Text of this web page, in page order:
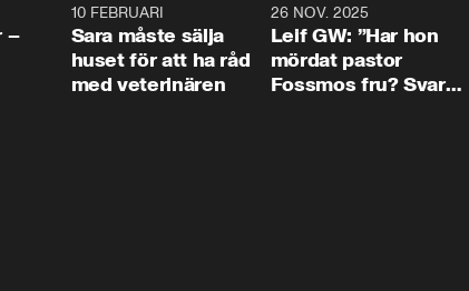
–
10 FEBRUARI
Sara måste sälja
huset för att ha råd
med veterinären
26 NOV. 2025
Leif GW: ”Har hon
mördat pastor
Fossmos fru? Svar